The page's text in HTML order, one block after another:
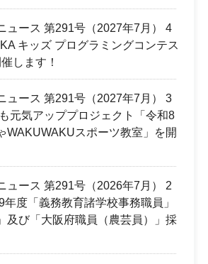
ュース 第291号（2027年7月） 4
キッズ プログラミングコンテス
します！
ュース 第291号（2027年7月） 3
元気アッププロジェクト「令和8
WAKUWAKUスポーツ教室」を開
ュース 第291号（2026年7月） 2
年度「義務教育諸学校事務職員」
及び「大阪府職員（農芸員）」採